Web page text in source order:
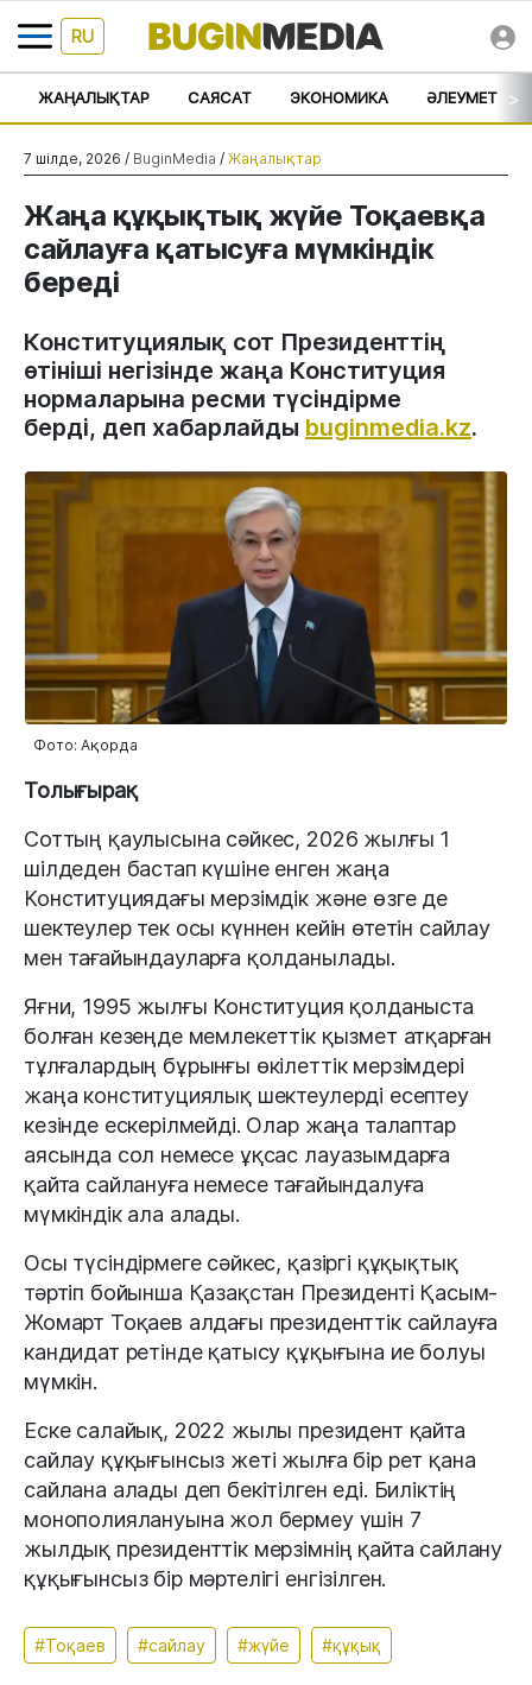
RU
ЖАҢАЛЫҚТАР САЯСАТ ЭКОНОМИКА ӘЛЕУМЕТ >
7 шілде, 2026 / BuginMedia / Жаңалықтар
Жаңа құқықтық жүйе Тоқаевқа
сайлауға қатысуға мүмкіндік
береді
Конституциялық сот Президенттің
өтініші негізінде жаңа Конституция
нормаларына ресми түсіндірме
берді, деп хабарлайды buginmedia.kz.
Фото: Ақорда
Толығырақ
Соттың қаулысына сәйкес, 2026 жылғы 1
шілдеден бастап күшіне енген жаңа
Конституциядағы мерзімдік және өзге де
шектеулер тек осы күннен кейін өтетін сайлау
мен тағайындауларға қолданылады.
Яғни, 1995 жылғы Конституция қолданыста
болған кезеңде мемлекеттік қызмет атқарған
тұлғалардың бұрынғы өкілеттік мерзімдері
жаңа конституциялық шектеулерді есептеу
кезінде ескерілмейді. Олар жаңа талаптар
аясында сол немесе ұқсас лауазымдарға
қайта сайлануға немесе тағайындалуға
мүмкіндік ала алады.
Осы түсіндірмеге сәйкес, қазіргі құқықтық
тәртіп бойынша Қазақстан Президенті Қасым-
Жомарт Тоқаев алдағы президенттік сайлауға
кандидат ретінде қатысу құқығына ие болуы
мүмкін.
Еске салайық, 2022 жылы президент қайта
сайлау құқығынсыз жеті жылға бір рет қана
сайлана алады деп бекітілген еді. Биліктің
монополиялануына жол бермеу үшін 7
жылдық президенттік мерзімнің қайта сайлану
құқығынсыз бір мәртелігі енгізілген.
#Тоқаев #сайлау #жүйе #құқық